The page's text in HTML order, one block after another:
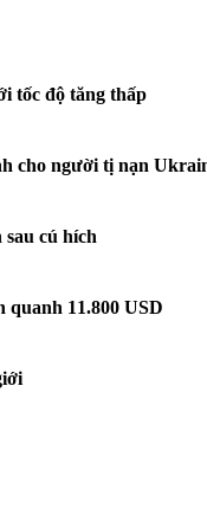
tốc độ tăng thấp
cho người tị nạn
cú hích
11.800 USD